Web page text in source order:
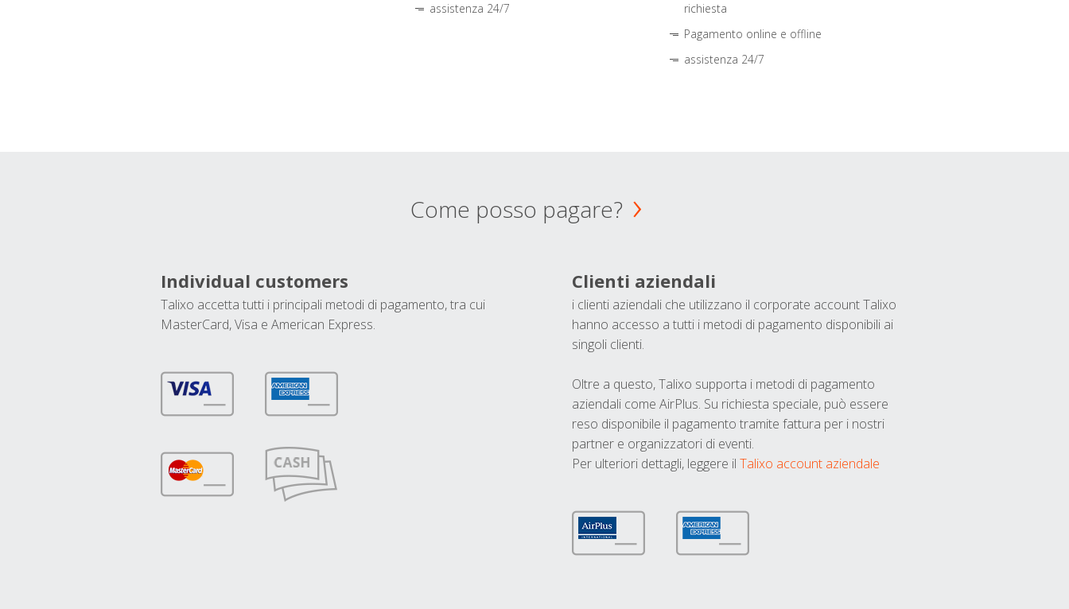
assistenza 24/7
richiesta
Pagamento online e offline
assistenza 24/7
Come posso pagare?
Individual customers
Talixo accetta tutti i principali metodi di pagamento, tra cui
MasterCard, Visa e American Express.
Clienti aziendali
i clienti aziendali che utilizzano il corporate account Talixo
hanno accesso a tutti i metodi di pagamento disponibili ai
singoli clienti.
Oltre a questo, Talixo supporta i metodi di pagamento
aziendali come AirPlus. Su richiesta speciale, può essere
reso disponibile il pagamento tramite fattura per i nostri
partner e organizzatori di eventi.
Per ulteriori dettagli, leggere il Talixo account aziendale